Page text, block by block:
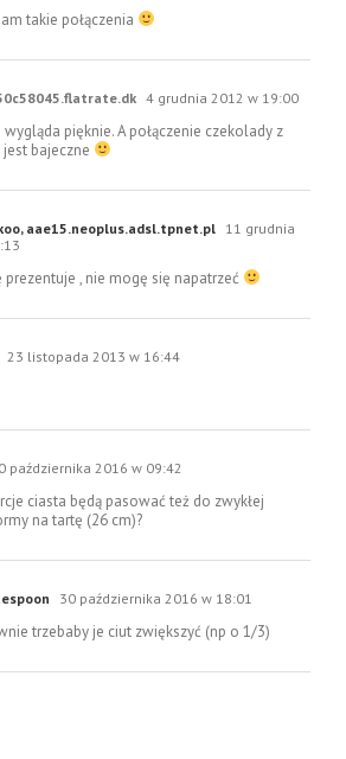
takie połączenia
4 grudnia 2012 w 19:00
wygląda pięknie. A połączenie czekolady z
bajeczne
aae15.neoplus.adsl.tpnet.pl 11 grudnia
prezentuje , nie mogę się napatrzeć
23 listopada 2013 w 16:44
października 2016 w 09:42
ciasta będą pasować też do zwykłej
na tartę (26 cm)?
30 października 2016 w 18:01
trzebaby je ciut zwiększyć (np o 1/3)